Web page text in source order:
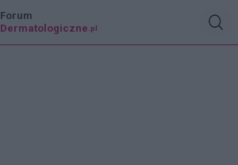
Forum
Dermatologiczne .pl